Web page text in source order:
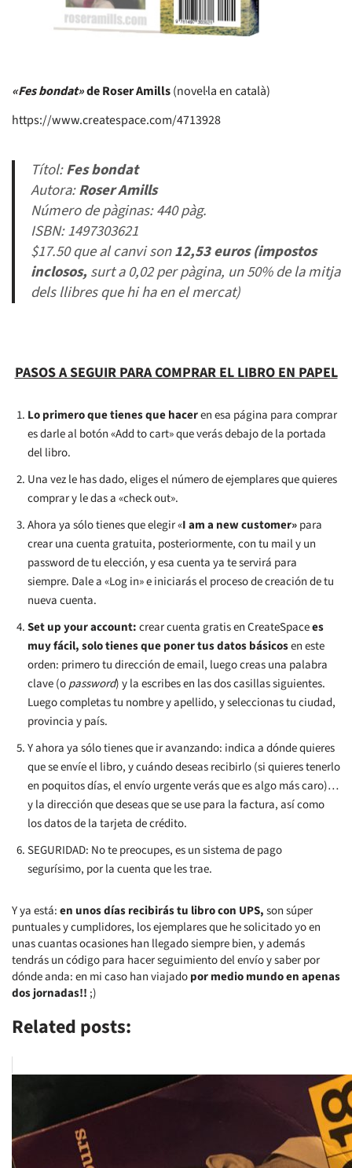
«Fes bondat»de Roser Amills(novel·la en català)
https://www.createspace.com/4713928
Títol:Fes bondat
Autora:Roser Amills
Número de pàginas: 440 pàg.
ISBN: 1497303621
$17.50 que al canvi son12,53 euros (impostos
inclosos, surt a 0,02 per pàgina, un 50% de la mitja
dels llibres que hi ha en el mercat)
PASOS A SEGUIR PARA COMPRAR EL LIBRO EN PAPEL
Lo primero que tienes que haceren esa página para comprar
es darle al botón «Add to cart» que verás debajo de la portada
del libro.
Una vez le has dado, eliges el número de ejemplares que quieres
comprar y le das a «check out».
Ahora ya sólo tienes que elegir «I am a new customer»para
crear una cuenta gratuita, posteriormente, con tu mail y un
password de tu elección, y esa cuenta ya te servirá para
siempre. Dale a «Log in» e iniciarás el proceso de creación de tu
nueva cuenta.
Set up your account:crear cuenta gratis en CreateSpacees
muy fácil, solo tienes que poner tus datos básicosen este
orden: primero tu dirección de email, luego creas una palabra
clave (opassword) y la escribes en las dos casillas siguientes.
Luego completas tu nombre y apellido, y seleccionas tu ciudad,
provincia y país.
Y ahora ya sólo tienes que ir avanzando: indica a dónde quieres
que se envíe el libro, y cuándo deseas recibirlo (si quieres tenerlo
en poquitos días, el envío urgente verás que es algo más caro)…
y la dirección que deseas que se use para la factura, así como
los datos de la tarjeta de crédito.
SEGURIDAD: No te preocupes, es un sistema de pago
segurísimo, por la cuenta que les trae.
Y ya está:en unos días recibirás tu libro con UPS,son súper
puntuales y cumplidores, los ejemplares que he solicitado yo en
unas cuantas ocasiones han llegado siempre bien, y además
tendrás un código para hacer seguimiento del envío y saber por
dónde anda: en mi caso han viajadopor medio mundo en apenas
dos jornadas!! ;)
Related posts: